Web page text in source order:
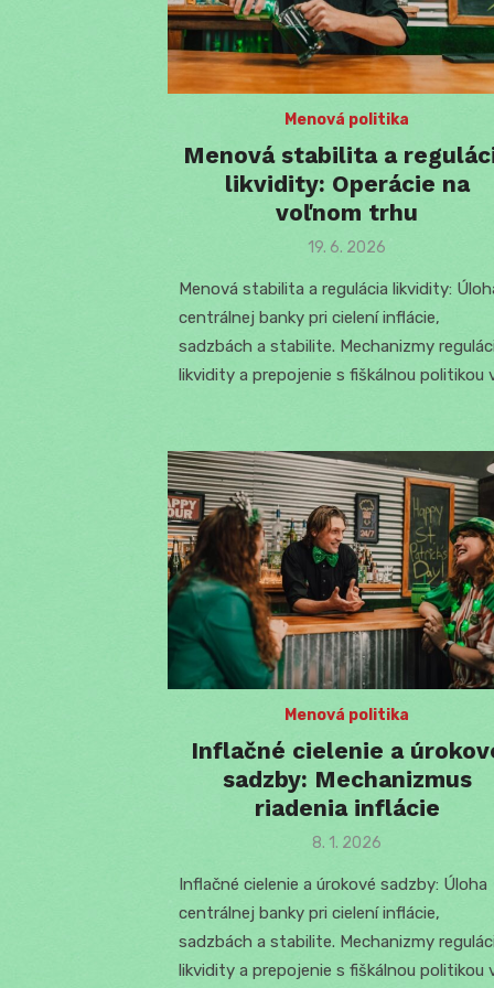
Menová politika
Menová stabilita a
likvidity: Operácie na
voľnom trhu
Posted
19. 6. 2026
Menová stabilita a regulácia likvidity:
centrálnej banky pri cielení inflácie,
sadzbách a stabilite. Mechanizmy
likvidity a prepojenie s fiškálnou politikou
Menová politika
Inflačné cielenie a
sadzby: Mechanizmus
riadenia inflácie
Posted
8. 1. 2026
Inflačné cielenie a úrokové sadzby: Úloha
centrálnej banky pri cielení inflácie,
sadzbách a stabilite. Mechanizmy
likvidity a prepojenie s fiškálnou politikou